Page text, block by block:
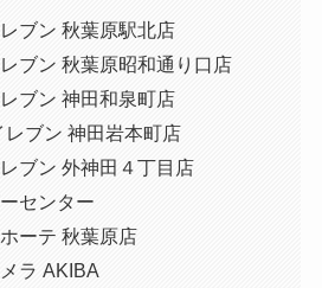
ブン 秋葉原駅北店
ブン 秋葉原昭和通り口店
ブン 神田和泉町店
レブン 神田岩本町店
ブン 外神田４丁目店
センター
ーテ 秋葉原店
ラ AKIBA